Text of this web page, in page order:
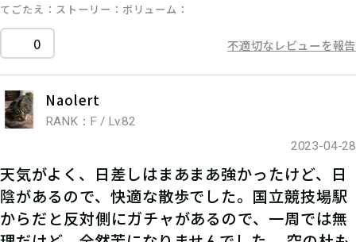
てごたえ ストーリー ボリューム
0 不適切なレビューを報告
Naolert
RANK：F / Lv.82
2023-04-28
天気がよく、日差しはまあまあ強かったけど、日
陰があるので、快適な散歩でした。国立競技場駅
からだと反対側にガチャがあるので、一周では無